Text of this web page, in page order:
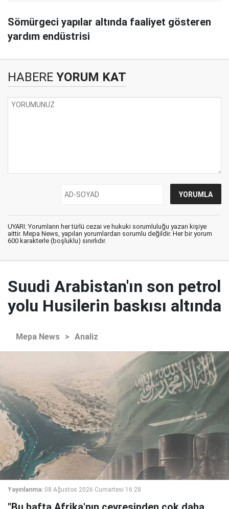
Sömürgeci yapılar altında faaliyet gösteren
yardım endüstrisi
HABERE YORUM KAT
UYARI: Yorumların her türlü cezai ve hukuki sorumluluğu yazan kişiye
aittir. Mepa News, yapılan yorumlardan sorumlu değildir. Her bir yorum
600 karakterle (boşluklu) sınırlıdır.
Suudi Arabistan'ın son petrol
yolu Husilerin baskısı altında
Mepa News > Analiz
Yayınlanma: 08 Ağustos 2026 Cumartesi 16:28